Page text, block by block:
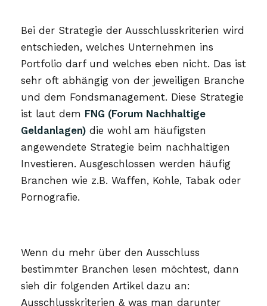
Bei der Strategie der Ausschlusskriterien wird
entschieden, welches Unternehmen ins
Portfolio darf und welches eben nicht. Das ist
sehr oft abhängig von der jeweiligen Branche
und dem Fondsmanagement. Diese Strategie
ist laut dem FNG (Forum Nachhaltige
Geldanlagen) die wohl am häufigsten
angewendete Strategie beim nachhaltigen
Investieren. Ausgeschlossen werden häufig
Branchen wie z.B. Waffen, Kohle, Tabak oder
Pornografie.
Wenn du mehr über den Ausschluss
bestimmter Branchen lesen möchtest, dann
sieh dir folgenden Artikel dazu an:
Ausschlusskriterien & was man darunter